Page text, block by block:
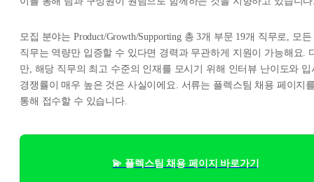
모집 분야는 Product/Growth/Supporting 총 3개 부문 19개 직무로, 모든
직무는 역량만 입증할 수 있다면 경력과 무관하게 지원이 가능해요.
만, 해당 직무의 최고 수준의 인재를 모시기 위해 인터뷰 난이도와 입
경쟁률이 매우 높은 것은 사실이에요. 서류는 플렉스팀 채용 페이지
통해 접수할 수 있습니다.
💫 플렉스팀 채용 페이지 바로가기